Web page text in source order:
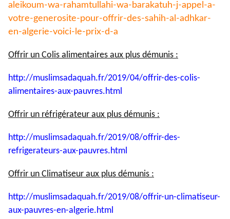
aleikoum-wa-rahamtullahi-wa-barakatuh-j-appel-a-
votre-generosite-pour-offrir-des-sahih-al-adhkar-
en-algerie-voici-le-prix-d-a
Offrir un Colis alimentaires aux plus démunis :
http://muslimsadaquah.fr/2019/04/offrir-des-colis-
alimentaires-aux-pauvres.html
Offrir un réfrigérateur aux plus démunis :
http://muslimsadaquah.fr/2019/08/offrir-des-
refrigerateurs-aux-pauvres.html
Offrir un Climatiseur aux plus démunis :
http://muslimsadaquah.fr/2019/08/offrir-un-climatiseur-
aux-pauvres-en-algerie.html